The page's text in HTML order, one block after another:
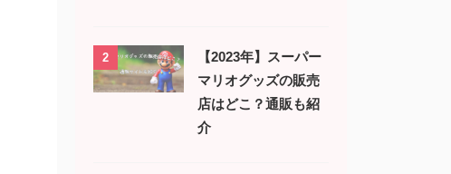
2
【2023年】スーパー
マリオグッズの販売
店はどこ？通販も紹
介